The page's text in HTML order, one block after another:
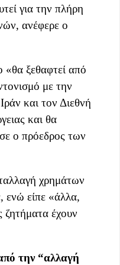
για την πλήρη
ανέφερε ο
«θα ξεθαφτεί από
με την
και τον Διεθνή
και θα
ο πρόεδρος των
χρημάτων
ενώ είπε «άλλα,
ζητήματα έχουν
την “αλλαγή